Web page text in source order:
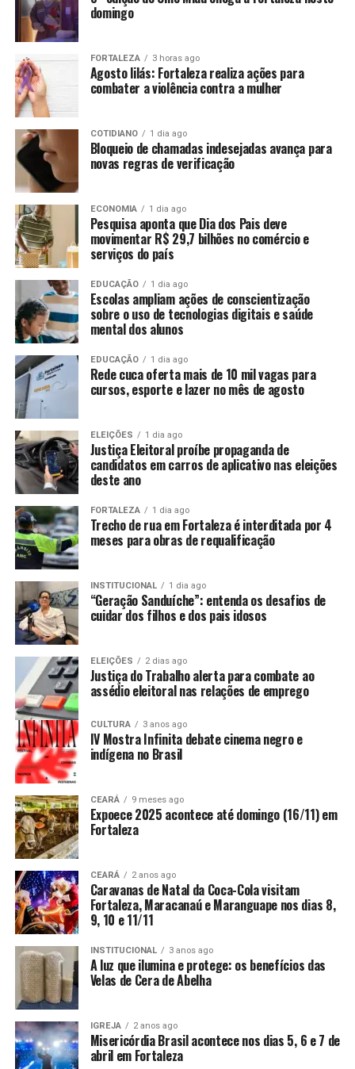
domingo
FORTALEZA 3 horas ago
Agosto lilás: Fortaleza realiza ações para
combater a violência contra a mulher
COTIDIANO 1 dia ago
Bloqueio de chamadas indesejadas avança para
novas regras de verificação
ECONOMIA 1 dia ago
Pesquisa aponta que Dia dos Pais deve
movimentar R$ 29,7 bilhões no comércio e
serviços do país
EDUCAÇÃO 1 dia ago
Escolas ampliam ações de conscientização
sobre o uso de tecnologias digitais e saúde
mental dos alunos
EDUCAÇÃO 1 dia ago
Rede cuca oferta mais de 10 mil vagas para
cursos, esporte e lazer no mês de agosto
ELEIÇÕES 1 dia ago
Justiça Eleitoral proíbe propaganda de
candidatos em carros de aplicativo nas eleições
deste ano
FORTALEZA 1 dia ago
Trecho de rua em Fortaleza é interditada por 4
meses para obras de requalificação
INSTITUCIONAL 1 dia ago
“Geração Sanduíche”: entenda os desafios de
cuidar dos filhos e dos pais idosos
ELEIÇÕES 2 dias ago
Justiça do Trabalho alerta para combate ao
assédio eleitoral nas relações de emprego
CULTURA 3 anos ago
IV Mostra Infinita debate cinema negro e
indígena no Brasil
CEARÁ 9 meses ago
Expoece 2025 acontece até domingo (16/11) em
Fortaleza
CEARÁ 2 anos ago
Caravanas de Natal da Coca-Cola visitam
Fortaleza, Maracanaú e Maranguape nos dias 8,
9, 10 e 11/11
INSTITUCIONAL 3 anos ago
A luz que ilumina e protege: os benefícios das
Velas de Cera de Abelha
IGREJA 2 anos ago
Misericórdia Brasil acontece nos dias 5, 6 e 7 de
abril em Fortaleza